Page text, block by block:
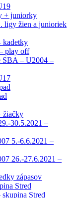
+ juniorky
ligy žien a junioriek
kadetky
play off
SBA – U2004 –
žiačky
30.5.2021 –
5.-6.6.2021 –
26.-27.6.2021 –
zápasov
Stred
Stred